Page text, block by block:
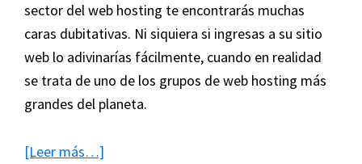
sector del web hosting te encontrarás muchas
caras dubitativas. Ni siquiera si ingresas a su sitio
web lo adivinarías fácilmente, cuando en realidad
se trata de uno de los grupos de web hosting más
grandes del planeta.
[Leer más…]